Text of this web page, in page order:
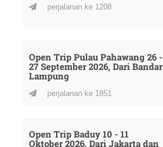
perjalanan ke 1208
Open Trip Pulau Pahawang 26 -
27 September 2026, Dari Bandar
Lampung
perjalanan ke 1851
Open Trip Baduy 10 - 11
Oktober 2026, Dari Jakarta dan